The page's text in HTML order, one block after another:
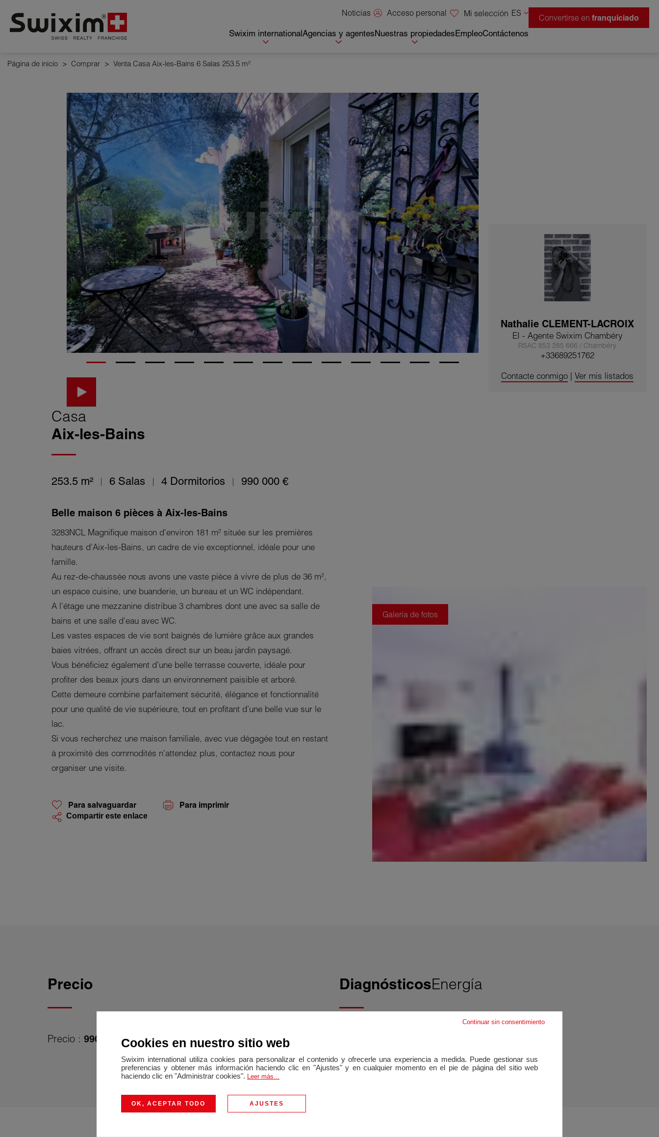
Noticias Acceso personal Mi selección ES
Swixim internationalAgencias y agentesNuestras propiedadesEmpleoContáctenos
Convertirse en franquiciado
Página de inicio > Comprar > Venta Casa Aix-les-Bains 6 Salas 253.5 m²
Nathalie CLEMENT-LACROIX
EI - Agente Swixim Chambéry
RSAC 853 285 666 / Chambéry
+33689251762
Contacte conmigo |Ver mis listados
Casa
Aix-les-Bains
253.5 m² 6 Salas 4 Dormitorios 990 000 €
Belle maison 6 pièces à Aix-les-Bains
3283NCL Magnifique maison d'environ 181 m² située sur les premières
hauteurs d'Aix-les-Bains, un cadre de vie exceptionnel, idéale pour une
famille.
Au rez-de-chaussée nous avons une vaste pièce à vivre de plus de 36 m²,
un espace cuisine, une buanderie, un bureau et un WC indépendant.
A l'étage une mezzanine distribue 3 chambres dont une avec sa salle de
bains et une salle d'eau avec WC.
Les vastes espaces de vie sont baignés de lumière grâce aux grandes
baies vitrées, offrant un accès direct sur un beau jardin paysagé.
Vous bénéficiez également d’une belle terrasse couverte, idéale pour
profiter des beaux jours dans un environnement paisible et arboré.
Cette demeure combine parfaitement sécurité, élégance et fonctionnalité
pour une qualité de vie supérieure, tout en profitant d’une belle vue sur le
lac.
Si vous recherchez une maison familiale, avec vue dégagée tout en restant
à proximité des commodités n'attendez plus, contactez nous pour
organiser une visite.
Para salvaguardar Para imprimir
Compartir este enlace
Galería de fotos
Precio
Precio : 990 000 €Honorarios de agencia a cargo del vendedor
DiagnósticosEnergía
Continuar sin consentimiento
Cookies en nuestro sitio web
Swixim international utiliza cookies para personalizar el contenido y ofrecerle una experiencia a medida. Puede gestionar sus
preferencias y obtener más información haciendo clic en "Ajustes" y en cualquier momento en el pie de página del sitio web
haciendo clic en "Administrar cookies". Leer más...
OK, ACEPTAR TODO AJUSTES